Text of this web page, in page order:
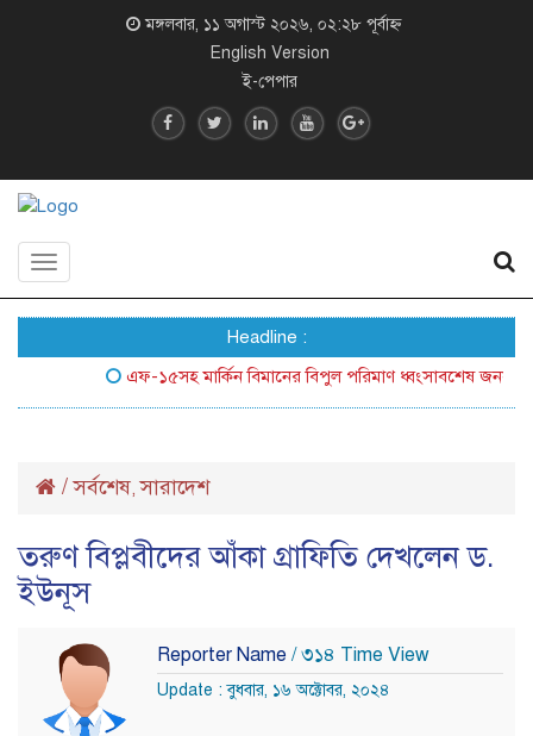
মঙ্গলবার, ১১ অগাস্ট ২০২৬, ০২:২৮ পূর্বাহ্ন
English Version
ই-পেপার
Toggle
Headline :
এফ-১৫সহ মার্কিন বিমানের বিপুল পরিমাণ ধ্বংসাবশেষ জনসম্মুখে
/সর্বশেষ,সারাদেশ
তরুণ বিপ্লবীদের আঁকা গ্রাফিতি দেখলেন ড.
ইউনূস
Reporter Name / ৩১৪ Time View
Update : বুধবার, ১৬ অক্টোবর, ২০২৪